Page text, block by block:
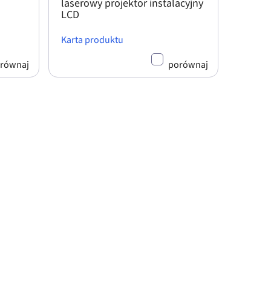
laserowy projektor instalacyjny
LCD
Karta produktu
porównaj